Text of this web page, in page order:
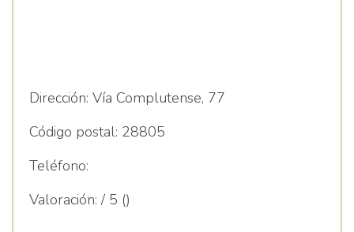
Dirección: Vía Complutense, 77
Código postal: 28805
Teléfono:
Valoración: / 5 ()